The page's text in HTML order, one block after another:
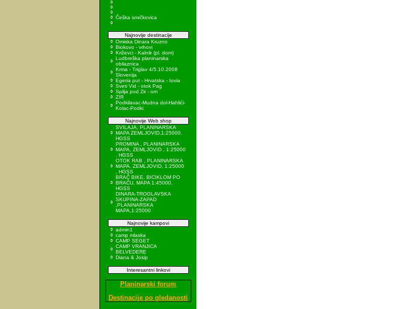
Češka smrčkovica
Najnovije destinacije
Omiska Dinara Kruzno
Biokovo - vrhovi
Križevci - Kalnik (pl. dom)
Ludbreška planinarska
obilaznica
Krma - Triglav 4/5.10.2008
Slovenija
Egeria put - Hrvatska - Iovia
Sveti Vid - otok Pag
Spilja pod Zir - om
ZIR
Podkilavac-Mudna dol-Hahlići-
Kolac-Podki
Najnovije Web shop
SVILAJA, PLANINARSKA
MAPA ZEMLJOVID,1:25000,
HGSS
PROMINA , PLANINARSKA
MAPA, ZEMLJOVID , 1:25000
, HGSS
OTOK RAB , PLANINARSKA
MAPA, ZEMLJOVID, 1:25000
, HGSS
BRAČ BIKE, BICIKLOM PO
BRAČU, MAPA 1:45000,
HGSS
DINARA-TROGLAVSKA
SKUPINA-ZAPAD
,PLANINARSKA
MAPA,1:25000
Najnovije kampovi
admin1
camp mlaska
CAMP SEGET
CAMP VRANJICA
BELVEDERE
Diana & Josip
Interesantni linkovi
Planinarski forum
Destinacije po gledanosti